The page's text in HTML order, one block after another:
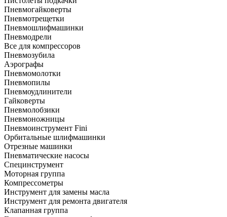
Пневмогайковерты
Пневмотрещетки
Пневмошлифмашинки
Пневмодрели
Все для компрессоров
Пневмозубила
Аэрографы
Пневмомолотки
Пневмопилы
Пневмоудлинители
Гайковерты
Пневмолобзики
Пневмоножницы
Пневмоинструмент Fini
Орбитальные шлифмашинки
Отрезные машинки
Пневматические насосы
Специнструмент
Моторная группа
Компрессометры
Инструмент для замены масла
Инструмент для ремонта двигателя
Клапанная группа